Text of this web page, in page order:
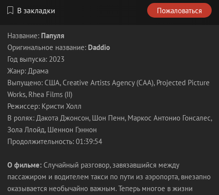
В закладки Пожаловаться
Название: Папуля
Оригинальное название: Daddio
Год выпуска: 2023
Жанр: Драма
Выпущено: США, Creative Artists Agency (CAA), Projected Picture
Works, Rhea Films (II)
Режиссер: Кристи Холл
В ролях: Дакота Джонсон, Шон Пенн, Маркос Антонио Гонсалес,
Зола Ллойд, Шеннон Гэннон
Продолжительность: 01:39:54
О фильме: Случайный разговор, завязавшийся между
пассажиром и водителем такси по пути из аэропорта, внезапно
оказывается необычайно важным. Теперь многое в жизни